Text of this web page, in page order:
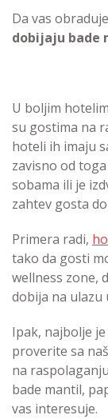
Da vas
dobijaju bade
U boljim
su gostima na
hoteli ih imaju
zavisno od
sobama ili je
zahtev gosta
Primera radi,
tako da gosti
wellness zone,
dobija na ulazu
Ipak, najbolje
proverite sa
na
bade mantil,
vas interesuje.